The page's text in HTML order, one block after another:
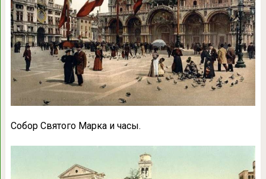
Собор Святого Марка и часы.